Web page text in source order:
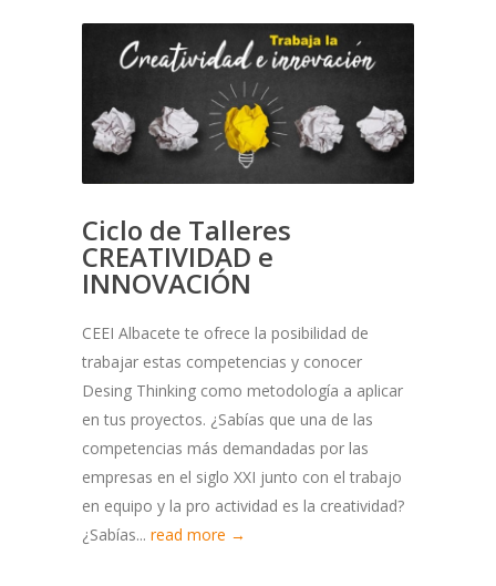
Ciclo de Talleres
CREATIVIDAD e
INNOVACIÓN
CEEI Albacete te ofrece la posibilidad de
trabajar estas competencias y conocer
Desing Thinking como metodología a aplicar
en tus proyectos. ¿Sabías que una de las
competencias más demandadas por las
empresas en el siglo XXI junto con el trabajo
en equipo y la pro actividad es la creatividad?
¿Sabías... read more →